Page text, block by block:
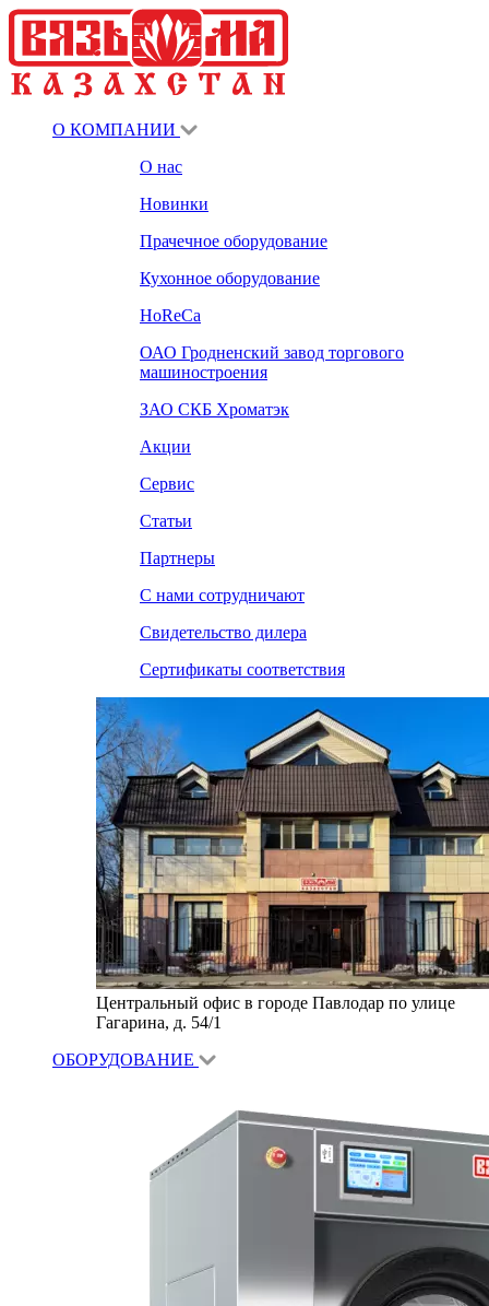
О КОМПАНИИ
О нас
Новинки
Прачечное оборудование
Кухонное оборудование
HoReCa
ОАО Гродненский завод торгового
машиностроения
ЗАО СКБ Хроматэк
Акции
Сервис
Статьи
Партнеры
С нами сотрудничают
Свидетельство дилера
Сертификаты соответствия
Центральный офис в городе Павлодар по улице
Гагарина, д. 54/1
ОБОРУДОВАНИЕ